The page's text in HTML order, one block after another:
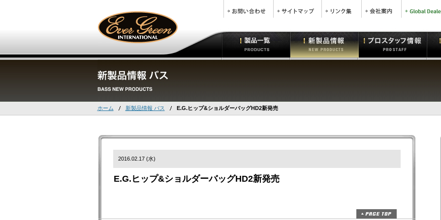
ホーム 新製品情報 バス E.G.ヒップ&ショルダーバッグHD2新発売
2016.02.17 (水)
E.G.ヒップ&ショルダーバッグHD2新発売